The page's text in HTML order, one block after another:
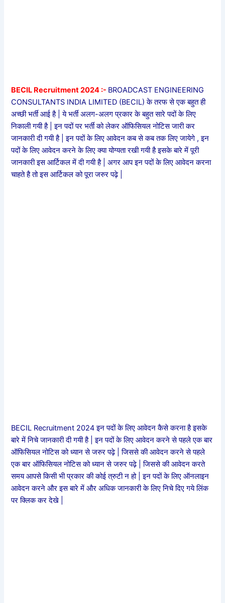
BECIL Recruitment 2024 :- BROADCAST ENGINEERING
CONSULTANTS INDIA LIMITED (BECIL) के तरफ से एक बहुत ही
अच्छी भर्ती आई है | ये भर्ती अलग-अलग प्रकार के बहुत सारे पदों के लिए
निकाली गयी है | इन पदों पर भर्ती को लेकर ऑफिसियल नोटिस जारी कर
जानकारी दी गयी है | इन पदों के लिए आवेदन कब से कब तक लिए जायेगे , इन
पदों के लिए आवेदन करने के लिए क्या योग्यता रखी गयी है इसके बारे में पूरी
जानकारी इस आर्टिकल में दी गयी है | अगर आप इन पदों के लिए आवेदन करना
चाहते है तो इस आर्टिकल को पूरा जरुर पढ़े |
BECIL Recruitment 2024 इन पदों के लिए आवेदन कैसे करना है इसके
बारे में निचे जानकारी दी गयी है | इन पदों के लिए आवेदन करने से पहले एक बार
ऑफिसियल नोटिस को ध्यान से जरुर पढ़े | जिससे की आवेदन करने से पहले
एक बार ऑफिसियल नोटिस को ध्यान से जरुर पढ़े | जिससे की आवेदन करते
समय आपसे किसी भी प्रकार की कोई त्रुटी न हो | इन पदों के लिए ऑनलाइन
आवेदन करने और इस बारे में और अधिक जानकारी के लिए निचे दिए गये लिंक
पर क्लिक कर देखे |